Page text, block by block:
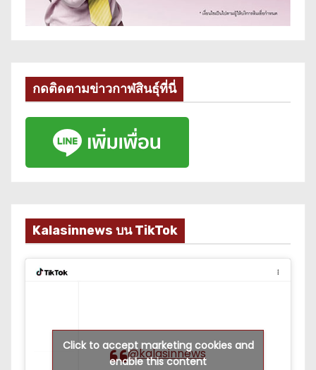
กดติดตามข่าวกาฬสินธุ์ที่นี่
Kalasinnews บน TikTok
@kalasinnews
Click to accept marketing cookies and
enable this content